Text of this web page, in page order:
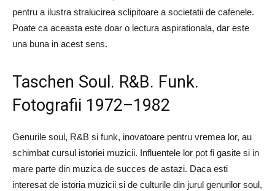
pentru a ilustra stralucirea sclipitoare a societatii de cafenele.
Poate ca aceasta este doar o lectura aspirationala, dar este
una buna in acest sens.
Taschen Soul. R&B. Funk.
Fotografii 1972–1982
Genurile soul, R&B si funk, inovatoare pentru vremea lor, au
schimbat cursul istoriei muzicii. Influentele lor pot fi gasite si in
mare parte din muzica de succes de astazi. Daca esti
interesat de istoria muzicii si de culturile din jurul genurilor soul,